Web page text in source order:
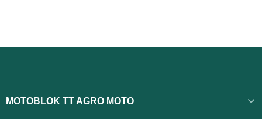
MOTOBLOK TT AGRO MOTO